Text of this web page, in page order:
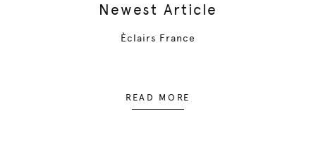
Newest Article
Èclairs France
READ MORE